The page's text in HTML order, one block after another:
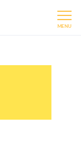
MENU